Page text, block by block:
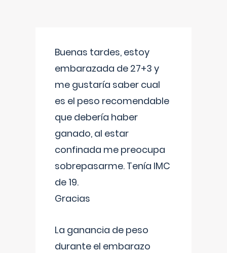
Buenas tardes, estoy
embarazada de 27+3 y
me gustaría saber cual
es el peso recomendable
que debería haber
ganado, al estar
confinada me preocupa
sobrepasarme. Tenía IMC
de 19.
Gracias
La ganancia de peso
durante el embarazo